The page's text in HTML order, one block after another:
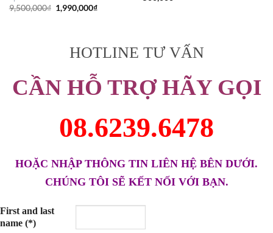
9,500,000₫ Giá
gốc
1,990,000₫Giá
HOTLINE TƯ VẤN
CẦN HỖ TRỢ HÃY GỌI
08.6239.6478
HOẶC NHẬP THÔNG TIN LIÊN HỆ BÊN DƯỚI.
CHÚNG TÔI SẼ KẾT NỐI VỚI BẠN.
First and last
name (*)